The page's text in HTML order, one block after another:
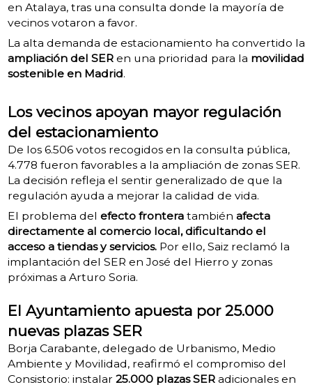
en Atalaya, tras una consulta donde la mayoría de
vecinos votaron a favor.
La alta demanda de estacionamiento ha convertido la
ampliación del SERen una prioridad para la movilidad
sostenible en Madrid.
Los vecinos apoyan mayor regulación
del estacionamiento
De los 6.506 votos recogidos en la consulta pública,
4.778 fueron favorables a la ampliación de zonas SER.
La decisión refleja el sentir generalizado de que la
regulación ayuda a mejorar la calidad de vida.
El problema del efecto fronteratambién afecta
directamente al comercio local, dificultando el
acceso a tiendas y servicios.Por ello, Saiz reclamó la
implantación del SER en José del Hierro y zonas
próximas a Arturo Soria.
El Ayuntamiento apuesta por 25.000
nuevas plazas SER
Borja Carabante, delegado de Urbanismo, Medio
Ambiente y Movilidad, reafirmó el compromiso del
Consistorio: instalar 25.000 plazas SERadicionales en